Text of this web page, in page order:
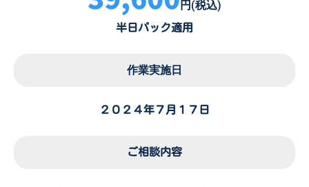
円(税込)
半日パック適用
作業実施日
２０２４年７月１７日
ご相談内容